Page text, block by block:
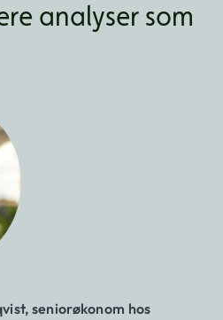
analyser som
seniorøkonom hos